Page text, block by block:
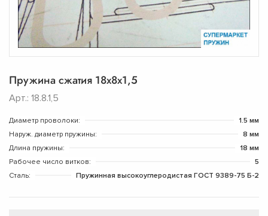
Пружина сжатия 18x8x1,5
Арт.: 18.8.1,5
Диаметр проволоки:
1.5 мм
Наруж. диаметр пружины:
8 мм
Длина пружины:
18 мм
Рабочее число витков:
5
Сталь:
Пружинная высокоуглеродистая ГОСТ 9389-75 Б-2